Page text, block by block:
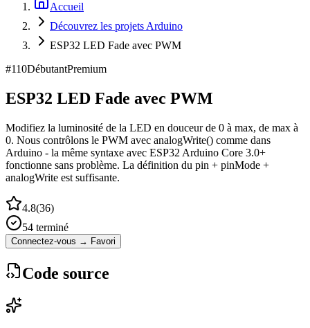
Accueil
Découvrez les projets Arduino
ESP32 LED Fade avec PWM
#110DébutantPremium
ESP32 LED Fade avec PWM
Modifiez la luminosité de la LED en douceur de 0 à max, de max à
0. Nous contrôlons le PWM avec analogWrite() comme dans
Arduino - la même syntaxe avec ESP32 Arduino Core 3.0+
fonctionne sans problème. La définition du pin + pinMode +
analogWrite est suffisante.
4.8(36)
54 terminé
Connectez-vous → Favori
Code source